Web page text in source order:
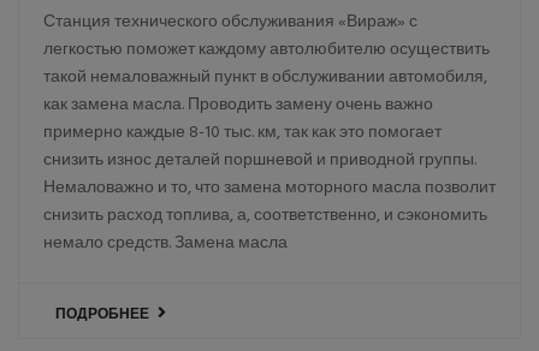
Станция технического обслуживания «Вираж» с
легкостью поможет каждому автолюбителю осуществить
такой немаловажный пункт в обслуживании автомобиля,
как замена масла. Проводить замену очень важно
примерно каждые 8-10 тыс. км, так как это помогает
снизить износ деталей поршневой и приводной группы.
Немаловажно и то, что замена моторного масла позволит
снизить расход топлива, а, соответственно, и сэкономить
немало средств. Замена масла
ПОДРОБНЕЕ